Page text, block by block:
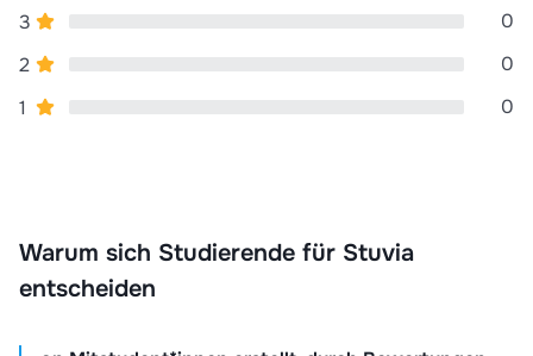
Zusammenfassungen tfa
Tiermedizinische fachangestellte abschlussprüfung
Sommerabschlussprüfung tfa 2024
3
0
2
0
1
0
Warum sich Studierende für Stuvia
entscheiden